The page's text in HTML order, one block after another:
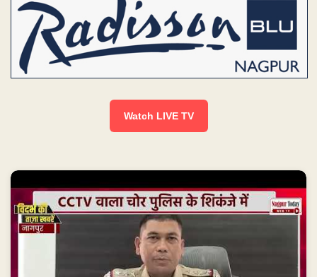
Watch LIVE TV